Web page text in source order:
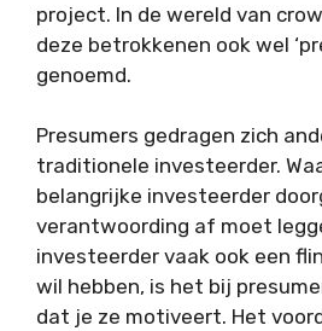
project. In de wereld van
deze betrokkenen ook wel
genoemd.
Presumers gedragen zich
traditionele investeerder.
belangrijke investeerder
verantwoording af moet
investeerder vaak ook een
wil hebben, is het bij
dat je ze motiveert. Het